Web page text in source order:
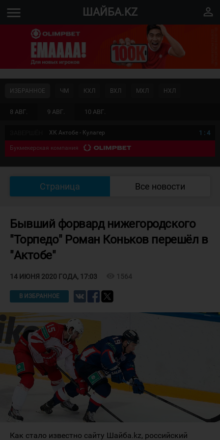
menu ШАЙБА.KZ perm_identity
8 АВГ. 9 АВГ. 10 АВГ.
ИЗБРАННОЕ ЧМ КХЛ ВХЛ МХЛ НХЛ
ХК Актобе - Кулагер 1 : 4
Букмекерская компания
Страница Все новости
Бывший форвард нижегородского
"Торпедо" Роман Коньков перешёл в
"Актобе"
14 ИЮНЯ 2020 ГОДА, 17:03 1564
В ИЗБРАННОЕ
Как стало известно сайту Шайба.kz, российский